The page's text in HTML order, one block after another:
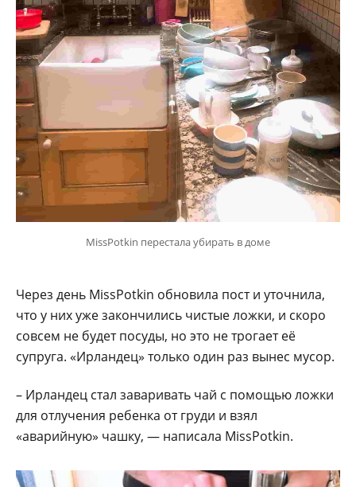
MissPotkin перестала убирать в доме
Через день MissPotkin обновила пост и уточнила,
что у них уже закончились чистые ложки, и скоро
совсем не будет посуды, но это не трогает её
супруга. «Ирландец» только один раз вынес мусор.
– Ирландец стал заваривать чай с помощью ложки
для отлучения ребенка от груди и взял
«аварийную» чашку, — написала MissPotkin.